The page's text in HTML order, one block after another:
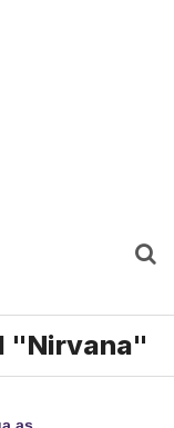
"Nirvana"